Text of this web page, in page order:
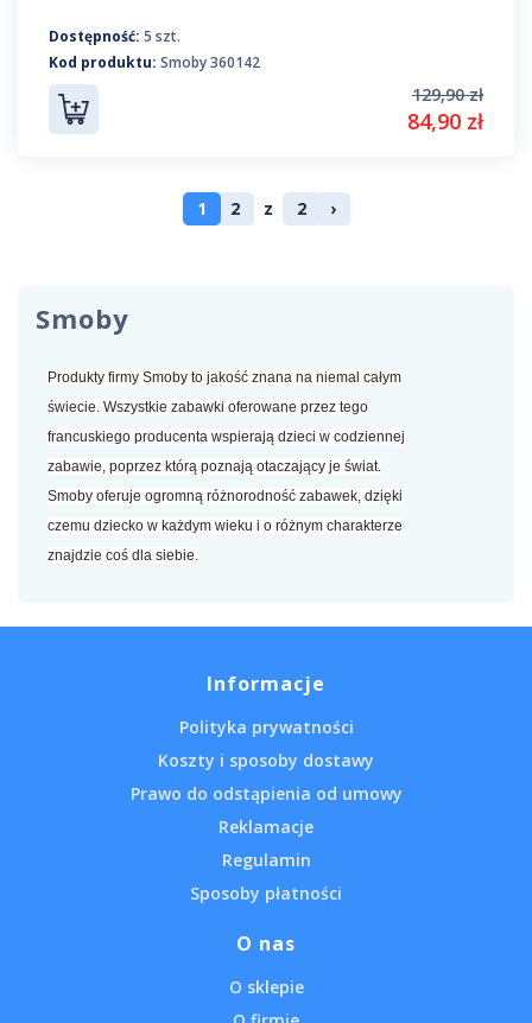
Dostępność: 5 szt.
Kod produktu: Smoby 360142
129,90 zł
84,90 zł
1 2 z 2 ›
Smoby
Produkty firmy Smoby to jakość znana na niemal całym
świecie. Wszystkie zabawki oferowane przez tego
francuskiego producenta wspierają dzieci w codziennej
zabawie, poprzez którą poznają otaczający je świat.
Smoby oferuje ogromną różnorodność zabawek, dzięki
czemu dziecko w każdym wieku i o różnym charakterze
znajdzie coś dla siebie.
Informacje
Polityka prywatności
Koszty i sposoby dostawy
Prawo do odstąpienia od umowy
Reklamacje
Regulamin
Sposoby płatności
O nas
O sklepie